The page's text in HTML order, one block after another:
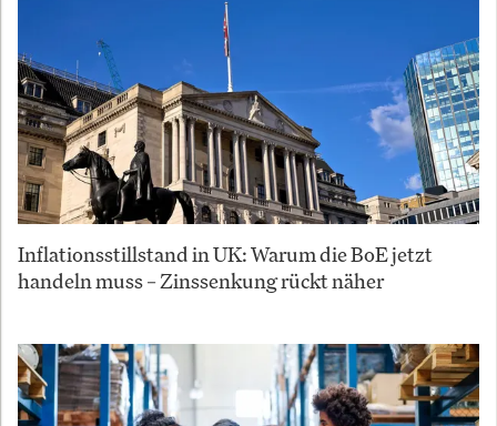
Inflationsstillstand in UK: Warum die BoE jetzt
handeln muss – Zinssenkung rückt näher